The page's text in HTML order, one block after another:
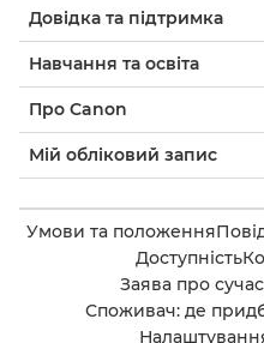
Довідка та підтримка
Навчання та освіта
Про Canon
Мій обліковий запис
Умови та положення
Доступність
Заява про
Споживач: де